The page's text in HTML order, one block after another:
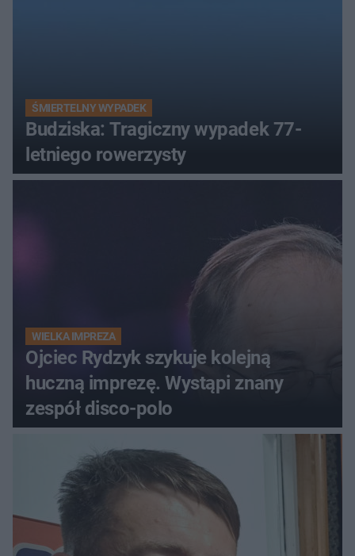
ŚMIERTELNY WYPADEK
Budziska: Tragiczny wypadek 77-
letniego rowerzysty
WIELKA IMPREZA
Ojciec Rydzyk szykuje kolejną
huczną imprezę. Wystąpi znany
zespół disco-polo